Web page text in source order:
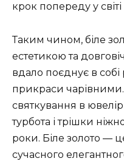
крок попереду у світі
Таким чином, біле
естетикою та
вдало поєднує в собі
прикраси
святкування в
турбота і трішки
роки. Біле золото ―
сучасного